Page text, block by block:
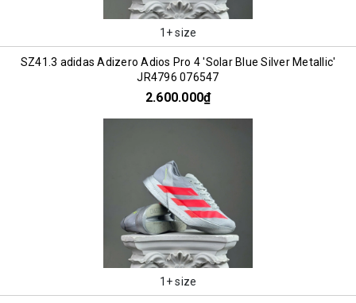
1+ size
SZ41.3 adidas Adizero Adios Pro 4 'Solar Blue Silver Metallic'
JR4796 076547
2.600.000₫
1+ size